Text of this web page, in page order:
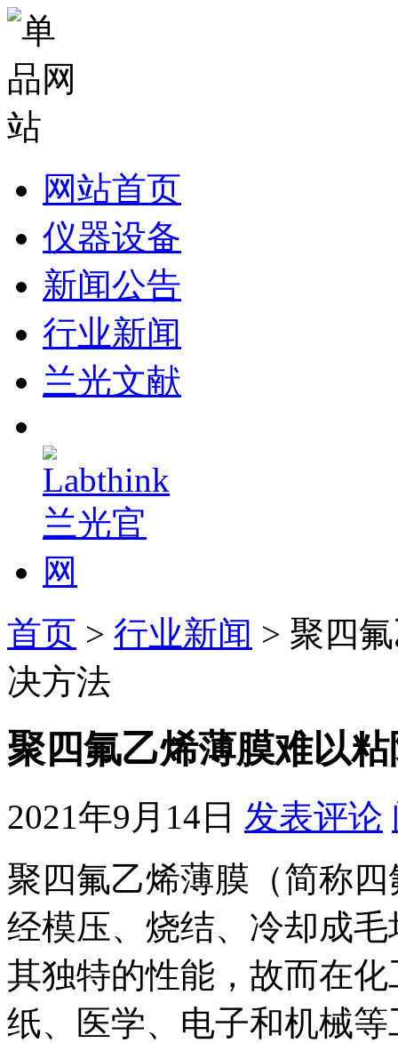
网站首页
仪器设备
新闻公告
行业新闻
兰光文献
首页 > 行业新闻 > 聚四
决方法
聚四氟乙烯薄膜难以
2021年9月14日 发表评论
聚四氟乙烯薄膜（简称
经模压、烧结、冷却成
其独特的性能，故而在
纸、医学、电子和机械